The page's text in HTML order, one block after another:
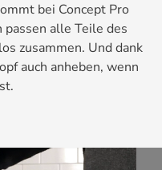
bei Concept Pro
passen alle Teile des
zusammen. Und dank
auch anheben, wenn